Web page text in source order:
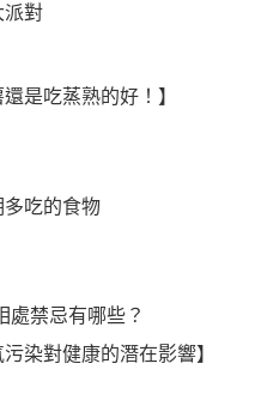
派對
還是吃蒸熟的好！】
多吃的食物
處禁忌有哪些？
污染對健康的潛在影響】